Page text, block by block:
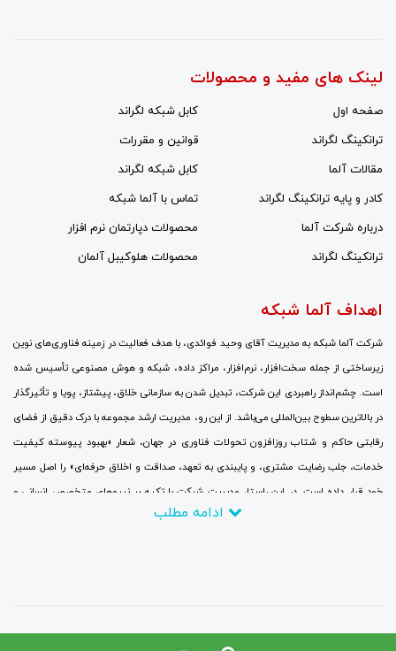
لینک های مفید و محصولات
صفحه اول
کابل شبکه لگراند
ترانکینگ لگراند
قوانین و مقررات
مقالات آلما
کابل شبکه لگراند
کادر و پایه ترانکینگ لگراند
تماس با آلما شبکه
درباره شرکت آلما
محصولات دپارتمان نرم افزار
ترانکینگ لگراند
محصولات هلوکیبل آلمان
اهداف آلما شبکه
شرکت آلما شبکه به مدیریت آقای وحید فوائدی، با هدف فعالیت در زمینه فناوری‌های نوین
زیرساختی از جمله سخت‌افزار، نرم‌افزار، مراکز داده، شبکه و هوش مصنوعی تأسیس شده
است. چشم‌انداز راهبردی این شرکت، تبدیل شدن به سازمانی خلاق، پیشتاز، پویا و تأثیرگذار
در بالاترین سطوح بین‌المللی می‌باشد. از این رو، مدیریت ارشد مجموعه با درک دقیق از فضای
رقابتی حاکم و شتاب روزافزون تحولات فناوری در جهان، شعار «بهبود پیوسته کیفیت
خدمات، جلب رضایت مشتری، و پایبندی به تعهد، صداقت و اخلاق حرفه‌ای» را اصل مسیر
خود قرار داده است. در این راستا، مدیریت شرکت با تکیه بر نیروهای متخصص انسانی و
سرمایه‌گذاری مالی گسترده، جایگزینی نگرش‌های نوین به جای رویکردهای سنتی، برقراری